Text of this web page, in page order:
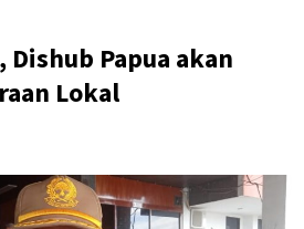
Dishub Papua akan
Lokal